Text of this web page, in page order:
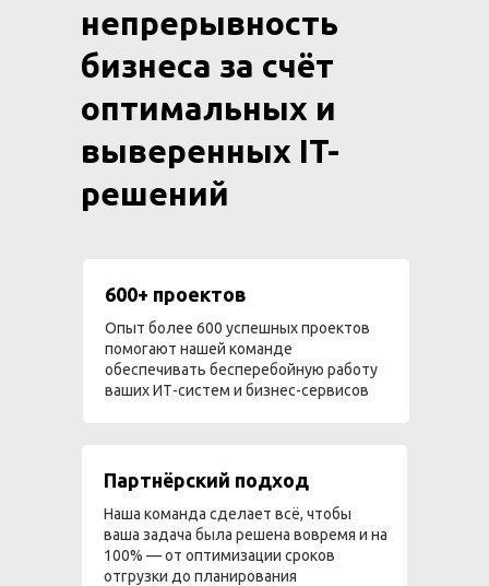
непрерывность
бизнеса за счёт
оптимальных и
выверенных IT-
решений
600+ проектов
Опыт более 600 успешных проектов
помогают нашей команде
обеспечивать бесперебойную работу
ваших ИТ-систем и бизнес-сервисов
Партнёрский подход
Наша команда сделает всё, чтобы
ваша задача была решена вовремя и на
100% — от оптимизации сроков
отгрузки до планирования